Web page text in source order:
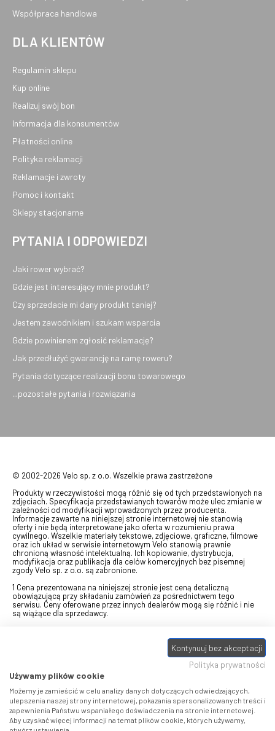
Współpraca handlowa
DLA KLIENTÓW
Regulamin sklepu
Kup online
Realizuj swój bon
Informacja dla konsumentów
Płatności online
Polityka reklamacji
Reklamacje i zwroty
Pomoc i kontakt
Sklepy stacjonarne
PYTANIA I ODPOWIEDZI
Jaki rower wybrać?
Gdzie jest interesujący mnie produkt?
Czy sprzedacie mi dany produkt taniej?
Jestem zawodnikiem i szukam wsparcia
Gdzie powinienem zgłosić reklamację?
Jak przedłużyć gwarancję na ramę roweru?
Pytania dotyczące realizacji bonu towarowego
...pozostałe pytania i rozwiązania
© 2002-2026 Velo sp. z o.o. Wszelkie prawa zastrzeżone
Produkty w rzeczywistości mogą różnić się od tych przedstawionych na
zdjęciach. Specyfikacja przedstawianych towarów może ulec zmianie w
zależności od modyfikacji wprowadzonych przez producenta.
Informacje zawarte na niniejszej stronie internetowej nie stanowią
oferty i nie będą interpretowane jako oferta w rozumieniu prawa
cywilnego. Wszelkie materiały tekstowe, zdjęciowe, graficzne, filmowe
oraz ich układ w serwisie internetowym Velo stanowią prawnie
chronioną własność intelektualną. Ich kopiowanie, dystrybucja,
modyfikacja oraz publikacja dla celów komercyjnych bez pisemnej
zgody Velo sp. z o.o. są zabronione.
1 Cena prezentowana na niniejszej stronie jest ceną detaliczną
obowiązującą przy składaniu zamówień za pośrednictwem tego
serwisu. Ceny oferowane przez innych dealerów mogą się różnić i nie
są wiążące dla sprzedawcy.
swój bon" na towary z oferty VELO, aktualnie dostępnej na stronie
, w ramach sprzedaży premiowej. Dowiedz się jak
stronie promocji. Prezentowana wartość
eBonu uwzględnia fakt wyrażenia - w procesie rejestracji w Panelu
klienta- zgody na otrzymywanie drogą mailową informacji handlowo-
marketingowe, np. newsletter rowerowy. W przypadku braku zgody
wartość eBonu zostanie obniżona o 10 zł.
Pamiętaj, że eBony za produkty SIDI dotyczą zakupów w sklepach
SIDI Center, produkty Castelli zakupów w placówkach tworzących
Kontynuuj bez akceptacji
Polityka prywatności
Używamy plików cookie
Możemy je zamieścić w celu analizy danych dotyczących odwiedzających,
ulepszenia naszej strony internetowej, pokazania spersonalizowanych treści i
zapewnienia Państwu wspaniałego doświadczenia na stronie internetowej.
Aby uzyskać więcej informacji na temat plików cookie, których używamy,